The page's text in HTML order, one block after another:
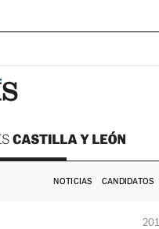
NOTICIAS CANDIDATOS